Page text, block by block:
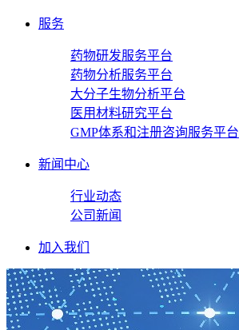
服务
药物研发服务平台
药物分析服务平台
大分子生物分析平台
医用材料研究平台
GMP体系和注册咨询服务平台
新闻中心
行业动态
公司新闻
加入我们